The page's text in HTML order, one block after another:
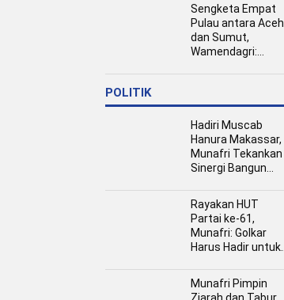
Umrah
Sengketa Empat
Pulau antara Aceh
dan Sumut,
Wamendagri:
POLITIK
Hadiri Muscab
Hanura Makassar,
Munafri Tekankan
Sinergi Bangun
Rayakan HUT
Partai ke-61,
Munafri: Golkar
Harus Hadir untuk
Munafri Pimpin